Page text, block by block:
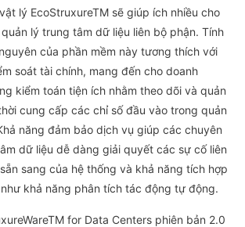
lý EcoStruxureTM sẽ giúp ích nhiều cho
lý trung tâm dữ liệu liên bộ phận. Tính
của phần mềm này tương thích với
soát tài chính, mang đến cho doanh
kiểm toán tiện ích nhằm theo dõi và quản
cung cấp các chỉ số đầu vào trong quản
năng đảm bảo dịch vụ giúp các chuyên
dữ liệu dễ dàng giải quyết các sự cố liên
sang của hệ thống và khả năng tích hợp
khả năng phân tích tác động tự động.
for Data Centers phiên bản 2.0